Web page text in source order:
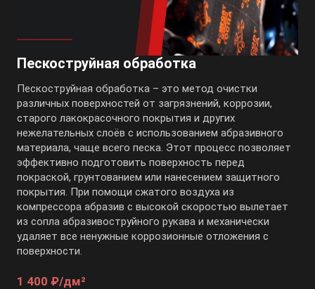
Пескоструйная обработка
Пескоструйная обработка – это метод очистки
различных поверхностей от загрязнений, коррозии,
старого лакокрасочного покрытия и других
нежелательных слоёв с использованием абразивного
материала, чаще всего песка. Этот процесс позволяет
эффективно подготовить поверхность перед
покраской, грунтованием или нанесением защитного
покрытия. При помощи сжатого воздуха из
компрессора абразив с высокой скоростью вылетает
из сопла абразивоструйного рукава и механически
удаляет все ненужные коррозионные отложения с
поверхности.
1 400 ₽/дм²